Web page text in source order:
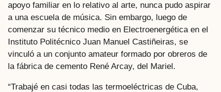
apoyo familiar en lo relativo al arte, nunca pudo aspirar
a una escuela de música. Sin embargo, luego de
comenzar su técnico medio en Electroenergética en el
Instituto Politécnico Juan Manuel Castiñeiras, se
vinculó a un conjunto amateur formado por obreros de
la fábrica de cemento René Arcay, del Mariel.
“Trabajé en casi todas las termoeléctricas de Cuba,